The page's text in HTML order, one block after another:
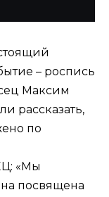
– роспись
Максим
рассказать,
по
«Мы
посвящена